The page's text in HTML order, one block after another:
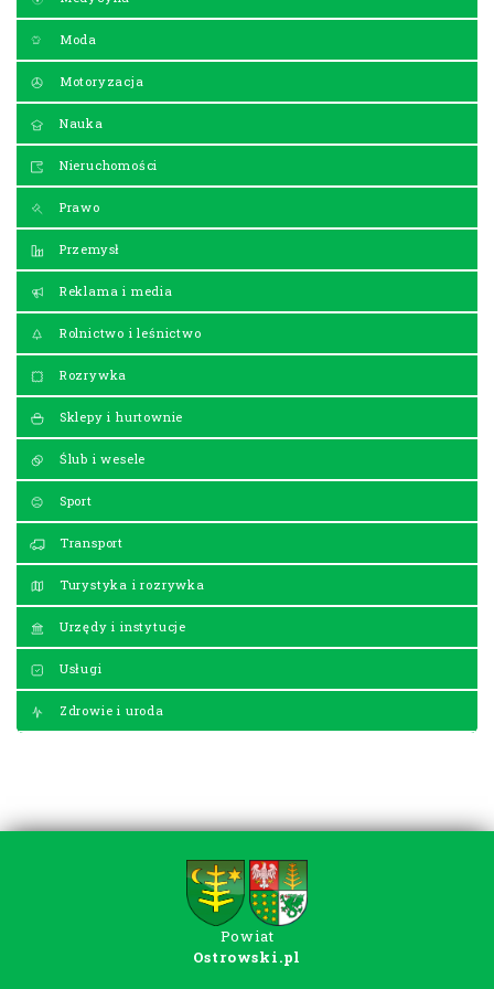
Moda
Motoryzacja
Nauka
Nieruchomości
Prawo
Przemysł
Reklama i media
Rolnictwo i leśnictwo
Rozrywka
Sklepy i hurtownie
Ślub i wesele
Sport
Transport
Turystyka i rozrywka
Urzędy i instytucje
Usługi
Zdrowie i uroda
Powiat
Ostrowski.pl